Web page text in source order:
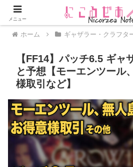
ホーム ギャザラー・クラフタ
【FF14】パッチ6.5 ギャ
と予想【モーエンツール
様取引など】
メニュー